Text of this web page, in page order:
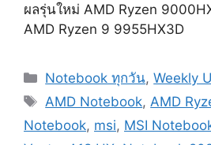
ผลรุ่นใหม่ AMD Ryzen
AMD Ryzen 9 9955HX3D
Categories
Notebook ทุกวัน,Weekly
Tags
AMD Notebook, AMD
Notebook, msi, MSI